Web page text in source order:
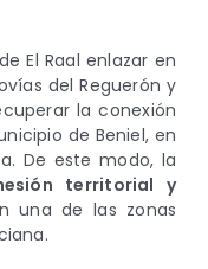
El Raal enlazar en
del Reguerón y
la conexión
de Beniel, en
De este modo, la
territorial y
una de las zonas